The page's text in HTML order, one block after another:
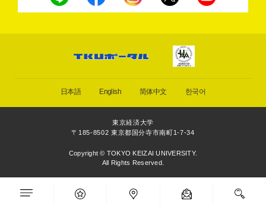
日本語 English 简体中文 한국어
東京経済大学
〒185-8502 東京都国分寺市南町1-7-34
Copyright © TOKYO KEIZAI UNIVERSITY.
All Rights Reserved.